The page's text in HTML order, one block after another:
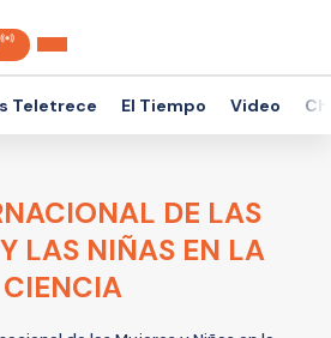
Teletrece El Tiempo Video
DE LAS
LAS NIÑAS EN LA
CIENCIA